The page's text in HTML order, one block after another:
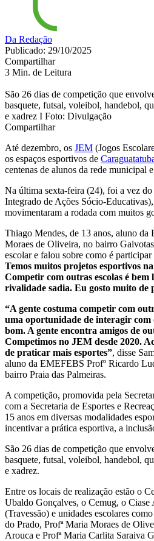
Da Redação
Publicado: 29/10/2025
Compartilhar
3 Min. de Leitura
São 26 dias de competição que
basquete, futsal, voleibol, handebol,
e xadrez I Foto: Divulgação
Compartilhar
Até dezembro, os JEM (Jogos
os espaços esportivos de
centenas de alunos da rede municipal
Na última sexta-feira (24), foi a vez
Integrado de Ações Sócio-
movimentaram a rodada com muitos
Thiago Mendes, de 13 anos, aluno da
Moraes de Oliveira, no bairro
escolar e falou sobre como é
Temos muitos projetos esportivos
Competir com outras escolas é bem
rivalidade sadia. Eu gosto muito de
“A gente costuma competir com
uma oportunidade de interagir com
bom. A gente encontra amigos de
Competimos no JEM desde 2020.
de praticar mais esportes”, disse
aluno da EMEFEBS Profº Ricardo
bairro Praia das Palmeiras.
A competição, promovida pela
com a Secretaria de Esportes e
15 anos em diversas modalidades
incentivar a prática esportiva, a
São 26 dias de competição que
basquete, futsal, voleibol, handebol,
e xadrez.
Entre os locais de realização estão o
Ubaldo Gonçalves, o Cemug, o Ciase
(Travessão) e unidades escolares
do Prado, Profª Maria Moraes de
Arouca e Profª Maria Carlita Saraiva